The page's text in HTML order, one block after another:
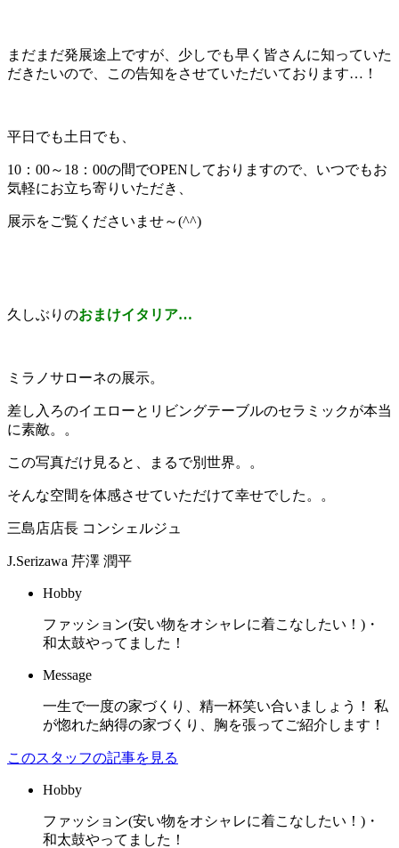
まだまだ発展途上ですが、少しでも早く皆さんに知っていた
だきたいので、この告知をさせていただいております…！
平日でも土日でも、
10：00～18：00の間でOPENしておりますので、いつでもお
気軽にお立ち寄りいただき、
展示をご覧くださいませ～(^^)
久しぶりのおまけイタリア…
ミラノサローネの展示。
差し入ろのイエローとリビングテーブルのセラミックが本当
に素敵。。
この写真だけ見ると、まるで別世界。。
そんな空間を体感させていただけて幸せでした。。
三島店店長 コンシェルジュ
J.Serizawa 芹澤 潤平
Hobby
ファッション(安い物をオシャレに着こなしたい！)・
和太鼓やってました！
Message
一生で一度の家づくり、精一杯笑い合いましょう！ 私
が惚れた納得の家づくり、胸を張ってご紹介します！
このスタッフの記事を見る
Hobby
ファッション(安い物をオシャレに着こなしたい！)・
和太鼓やってました！